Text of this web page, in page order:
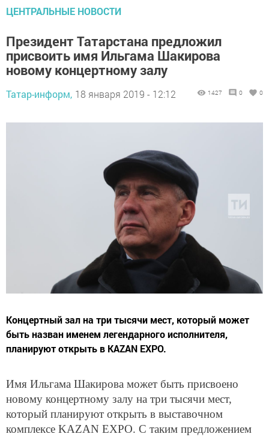
ЦЕНТРАЛЬНЫЕ НОВОСТИ
Президент Татарстана предложил
присвоить имя Ильгама Шакирова
новому концертному залу
Татар-информ, 18 января 2019 - 12:12 1427 0 0
Концертный зал на три тысячи мест, который может
быть назван именем легендарного исполнителя,
планируют открыть в KAZAN EXPO.
Имя Ильгама Шакирова может быть присвоено
новому концертному залу на три тысячи мест,
который планируют открыть в выставочном
комплексе KAZAN EXPO. С таким предложением